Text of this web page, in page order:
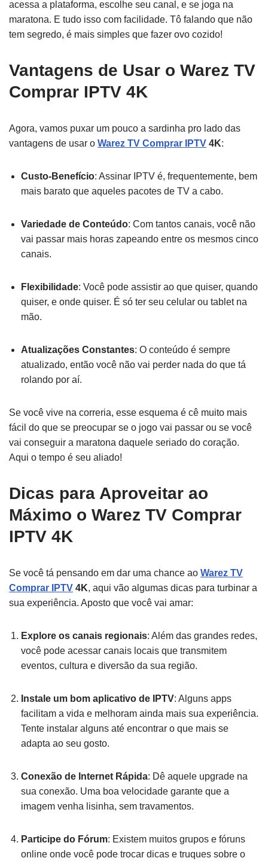
acessa a plataforma, escolhe seu canal, e se joga na
maratona. E tudo isso com facilidade. Tô falando que não
tem segredo, é mais simples que fazer ovo cozido!
Vantagens de Usar o Warez TV
Comprar IPTV 4K
Agora, vamos puxar um pouco a sardinha pro lado das
vantagens de usar o Warez TV Comprar IPTV 4K:
Custo-Benefício: Assinar IPTV é, frequentemente, bem
mais barato que aqueles pacotes de TV a cabo.
Variedade de Conteúdo: Com tantos canais, você não
vai passar mais horas zapeando entre os mesmos cinco
canais.
Flexibilidade: Você pode assistir ao que quiser, quando
quiser, e onde quiser. É só ter seu celular ou tablet na
mão.
Atualizações Constantes: O conteúdo é sempre
atualizado, então você não vai perder nada do que tá
rolando por aí.
Se você vive na correria, esse esquema é cê muito mais
fácil do que se preocupar se o jogo vai passar ou se você
vai conseguir a maratona daquele seriado do coração.
Aqui o tempo é seu aliado!
Dicas para Aproveitar ao
Máximo o Warez TV Comprar
IPTV 4K
Se você tá pensando em dar uma chance ao Warez TV
Comprar IPTV 4K, aqui vão algumas dicas para turbinar a
sua experiência. Aposto que você vai amar:
Explore os canais regionais: Além das grandes redes,
você pode acessar canais locais que transmitem
eventos, cultura e diversão da sua região.
Instale um bom aplicativo de IPTV: Alguns apps
facilitam a vida e melhoram ainda mais sua experiência.
Tente instalar alguns até encontrar o que mais se
adapta ao seu gosto.
Conexão de Internet Rápida: Dê aquele upgrade na
sua conexão. Uma boa velocidade garante que a
imagem venha lisinha, sem travamentos.
Participe do Fórum: Existem muitos grupos e fóruns
online onde você pode trocar dicas e truques sobre o